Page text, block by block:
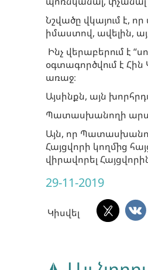
Նշվածը վկայում է,
իմաստով, ավելին,
Ինչ վերաբերում է
օգտագործվում է
առաջ։
Այսինքն, այն
Պատասխանողի
Այն, որ
Հայցվորի կողմից
վիրավորել
29-11-2019
Կիսվել